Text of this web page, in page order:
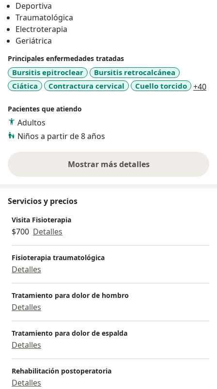
Deportiva
Traumatológica
Electroterapia
Geriátrica
Principales enfermedades tratadas
Bursitis epitroclear
Bursitis retrocalcánea
Ciática
Contractura cervical Cuello torcido +40
Pacientes que atiendo
Adultos
Niños a partir de 8 años
Mostrar más detalles
sobre la experiencia
Servicios y precios
Visita Fisioterapia
$700 Detalles
Fisioterapia traumatológica
Detalles
Tratamiento para dolor de hombro
Detalles
Tratamiento para dolor de espalda
Detalles
Rehabilitación postoperatoria
Detalles